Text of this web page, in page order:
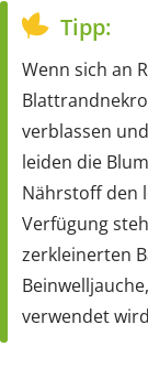
Tipp:
Wenn sich an
verblassen
leiden die
Nährstoff den
Verfügung
zerkleinerten
verwendet